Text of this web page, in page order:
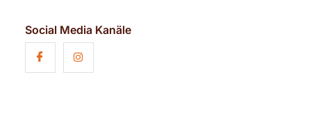
Social Media Kanäle